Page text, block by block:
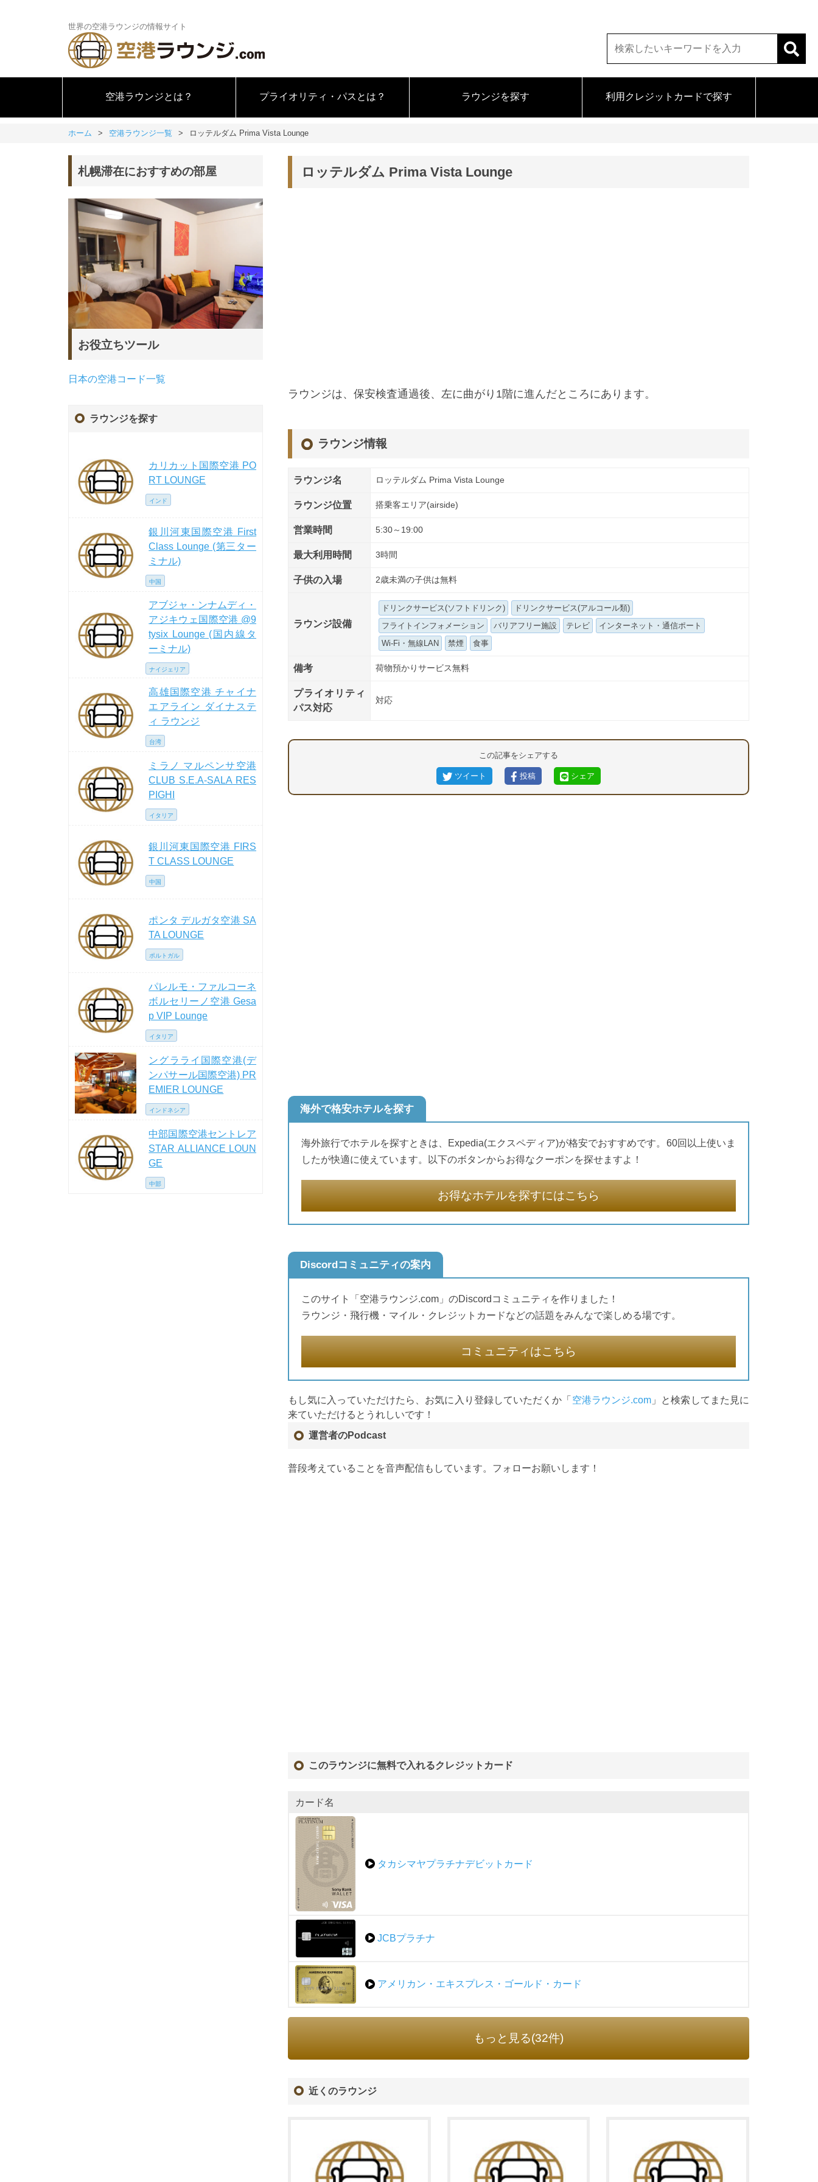
世界の空港ラウンジの情報サイト
空港ラウンジとは？ プライオリティ・パスとは？ ラウンジを探す 利用クレジットカードで探す
ホーム 空港ラウンジ一覧 ロッテルダム Prima Vista Lounge
ロッテルダム Prima Vista Lounge
ラウンジは、保安検査通過後、左に曲がり1階に進んだところにあります。
ラウンジ情報
ラウンジ名 ロッテルダム Prima Vista Lounge
ラウンジ位置 搭乗客エリア(airside)
営業時間 5:30～19:00
最大利用時間 3時間
子供の入場 2歳未満の子供は無料
ラウンジ設備
ドリンクサービス(ソフトドリンク)
ドリンクサービス(アルコール類)
フライトインフォメーション
バリアフリー施設 テレビ
インターネット・通信ポート
Wi-Fi・無線LAN
禁煙 食事
備考 荷物預かりサービス無料
プライオリティ
パス対応
対応
この記事をシェアする
ツイート 投稿 シェア
海外で格安ホテルを探す
海外旅行でホテルを探すときは、Expedia(エクスペディア)が格安でおすすめです。60回以上使いま
したが快適に使えています。以下のボタンからお得なクーポンを探せますよ！
お得なホテルを探すにはこちら
Discordコミュニティの案内
このサイト「空港ラウンジ.com」のDiscordコミュニティを作りました！
ラウンジ・飛行機・マイル・クレジットカードなどの話題をみんなで楽しめる場です。
コミュニティはこちら
もし気に入っていただけたら、お気に入り登録していただくか「 空港ラウンジ.com 」と検索してまた見に
来ていただけるとうれしいです！
運営者のPodcast
普段考えていることを音声配信もしています。フォローお願いします！
このラウンジに無料で入れるクレジットカード
カード名
タカシマヤプラチナデビットカード
JCBプラチナ
アメリカン・エキスプレス・ゴールド・カード
もっと見る(32件)
近くのラウンジ
札幌滞在におすすめの部屋
お役立ちツール
日本の空港コード一覧
ラウンジを探す
カリカット国際空港 PO
RT LOUNGE
インド
銀川河東国際空港 First
Class Lounge (第三ター
ミナル)
中国
アブジャ・ンナムディ・
アジキウェ国際空港 @9
tysix Lounge (国内線タ
ーミナル)
ナイジェリア
高雄国際空港 チャイナ
エアライン ダイナステ
ィ ラウンジ
台湾
ミラノ マルペンサ空港
CLUB S.E.A-SALA RES
PIGHI
イタリア
銀川河東国際空港 FIRS
T CLASS LOUNGE
中国
ポンタ デルガタ空港 SA
TA LOUNGE
ポルトガル
パレルモ・ファルコーネ
ボルセリーノ空港 Gesa
p VIP Lounge
イタリア
ングラライ国際空港(デ
ンパサール国際空港) PR
EMIER LOUNGE
インドネシア
中部国際空港セントレア
STAR ALLIANCE LOUN
GE
中部